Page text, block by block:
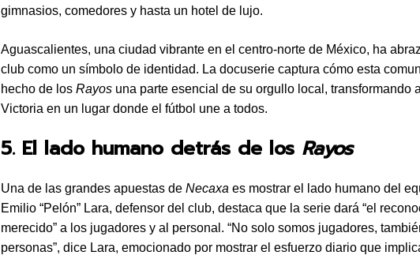
gimnasios, comedores y hasta un hotel de lujo.
Aguascalientes, una ciudad vibrante en el centro-norte de México, ha
club como un símbolo de identidad. La docuserie captura cómo esta
hecho de los Rayos una parte esencial de su orgullo local, transformando
Victoria en un lugar donde el fútbol une a todos.
5. El lado humano detrás de los Rayos
Una de las grandes apuestas de Necaxa es mostrar el lado humano del
Emilio “Pelón” Lara, defensor del club, destaca que la serie dará “el
merecido” a los jugadores y al personal. “No solo somos jugadores,
personas”, dice Lara, emocionado por mostrar el esfuerzo diario que